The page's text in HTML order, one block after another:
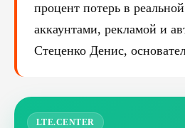
процент потерь в
аккаунтами, рекламой и
Стеценко Денис,
LTE.CENTER